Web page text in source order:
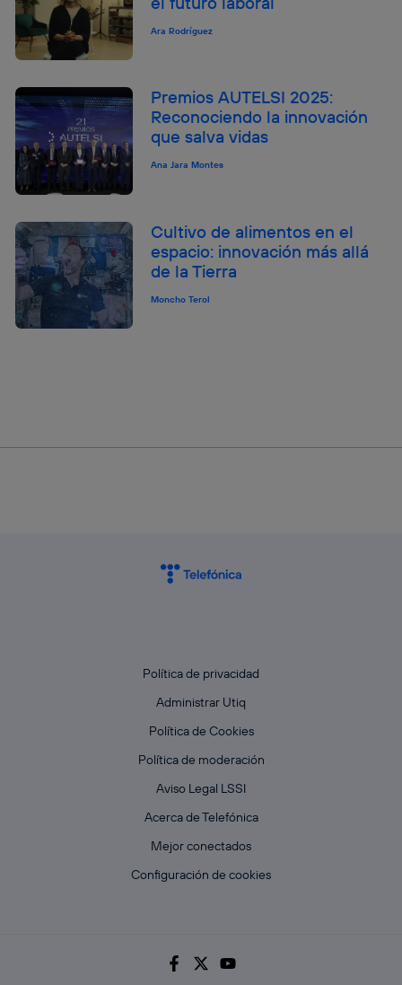
Ara Rodríguez
Premios AUTELSI 2025:
Reconociendo la innovación
que salva vidas
Ana Jara Montes
Cultivo de alimentos en el
espacio: innovación más allá
de la Tierra
Moncho Terol
Política de privacidad
Administrar Utiq
Política de Cookies
Política de moderación
Aviso Legal LSSI
Acerca de Telefónica
Mejor conectados
Configuración de cookies